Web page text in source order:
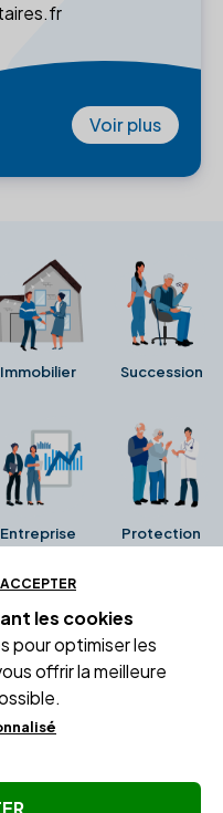
Voir plus
Immobilier Succession
Entreprise Protection
de la fiche Google
n'ont ni été collectés ni
les cookies
pour optimiser les
offrir la meilleure